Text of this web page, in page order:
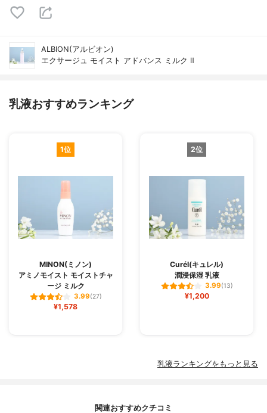
ALBION(アルビオン)
エクサージュ モイスト アドバンス ミルク Ⅱ
乳液おすすめランキング
1位
MINON(ミノン)
アミノモイスト モイストチャ
ージ ミルク
3.99(27)
¥1,578
2位
Curél(キュレル)
潤浸保湿 乳液
3.99(13)
¥1,200
乳液ランキングをもっと見る
関連おすすめクチコミ